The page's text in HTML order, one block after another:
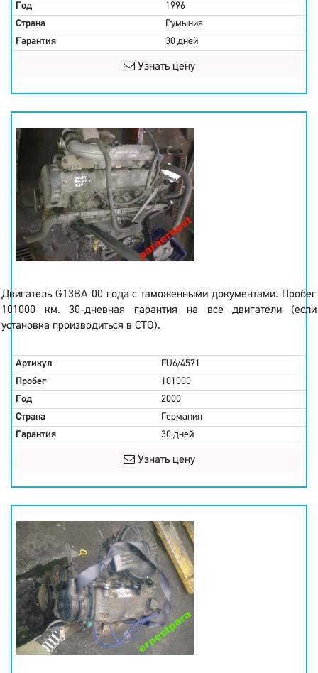
Год
1996
Страна
Румыния
Гарантия
30 дней
Узнать цену
Двигатель G13BA 00 года с таможенными документами. Пробег
101000 км. 30-дневная гарантия на все двигатели (если
установка производиться в СТО).
Артикул
FU6/4571
Пробег
101000
Год
2000
Страна
Германия
Гарантия
30 дней
Узнать цену